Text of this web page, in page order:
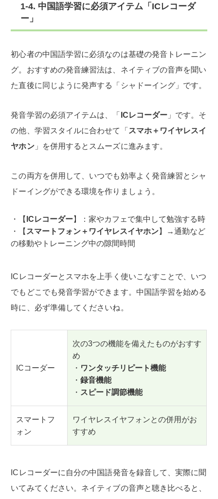
1-4. 中国語学習に必須アイテム「ICレコーダ
ー」
初心者の中国語学習に必須なのは基礎の発音トレーニン
グ。おすすめの発音練習法は、ネイティブの音声を聞い
た直後に同じように発声する「シャドーイング」です。
発音学習の必須アイテムは、「 ICレコーダー 」です。そ
の他、学習スタイルに合わせて「 スマホ＋ワイヤレスイ
ヤホン」を併用するとスムーズに進みます。
この両方を併用して、いつでも効率よく発音練習とシャ
ドーイングができる環境を作りましょう。
【 ICレコーダー】：家やカフェで集中して勉強する時
【 スマートフォン＋ワイヤレスイヤホン】→通勤など
の移動やトレーニング中の隙間時間
ICレコーダーとスマホを上手く使いこなすことで、いつ
でもどこでも発音学習ができます。中国語学習を始める
時に、必ず準備してくださいね。
ICコーダー
次の3つの機能を備えたものがおすす
め
・ ワンタッチリピート機能
・録音機能
・ スピード調節機能
スマートフ
ォン
ワイヤレスイヤフォンとの併用がお
すすめ
ICレコーダーに自分の中国語発音を録音して、実際に聞
いてみてください。ネイティブの音声と聴き比べると、